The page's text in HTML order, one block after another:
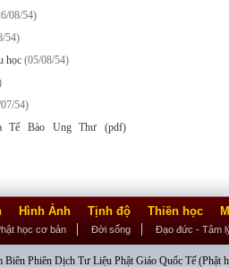
08/54)
54)
học (05/08/54)
54)
Tế Bào Ung Thư (pdf)
Hình Ảnh Tịnh độ Thiền học
học cơ bản Đời sống Đạo đức - Tâm
Phiên Dịch Tư Liệu Phật Giáo Quốc Tế (Phật